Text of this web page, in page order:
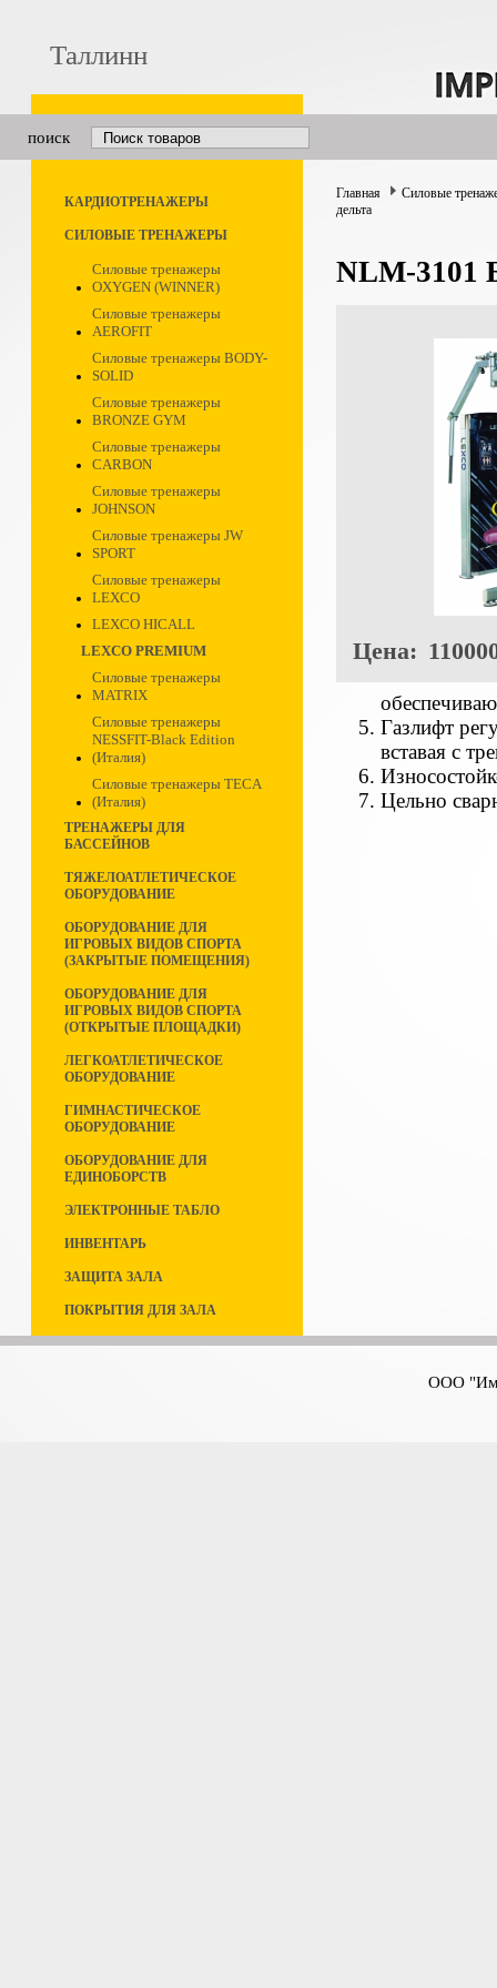
Таллинн
поиск
КАРДИОТРЕНАЖЕРЫ
СИЛОВЫЕ ТРЕНАЖЕРЫ
Силовые тренажеры
OXYGEN (WINNER)
Силовые тренажеры
AEROFIT
Силовые тренажеры BODY-
SOLID
Силовые тренажеры
BRONZE GYM
Силовые тренажеры
CARBON
Силовые тренажеры
JOHNSON
Силовые тренажеры JW
SPORT
Силовые тренажеры
LEXCO
LEXCO HICALL
LEXCO PREMIUM
Силовые тренажеры
MATRIX
Силовые тренажеры
NESSFIT-Black Edition
(Италия)
Силовые тренажеры TECA
(Италия)
ТРЕНАЖЕРЫ ДЛЯ
БАССЕЙНОВ
ТЯЖЕЛОАТЛЕТИЧЕСКОЕ
ОБОРУДОВАНИЕ
ОБОРУДОВАНИЕ ДЛЯ
ИГРОВЫХ ВИДОВ СПОРТА
(ЗАКРЫТЫЕ ПОМЕЩЕНИЯ)
ОБОРУДОВАНИЕ ДЛЯ
ИГРОВЫХ ВИДОВ СПОРТА
(ОТКРЫТЫЕ ПЛОЩАДКИ)
ЛЕГКОАТЛЕТИЧЕСКОЕ
ОБОРУДОВАНИЕ
ГИМНАСТИЧЕСКОЕ
ОБОРУДОВАНИЕ
ОБОРУДОВАНИЕ ДЛЯ
ЕДИНОБОРСТВ
ЭЛЕКТРОННЫЕ ТАБЛО
ИНВЕНТАРЬ
ЗАЩИТА ЗАЛА
ПОКРЫТИЯ ДЛЯ ЗАЛА
Главная
Силовые
дельта
NLM-3101
Цена:
Газлифт
вставая с
Цельно
ООО